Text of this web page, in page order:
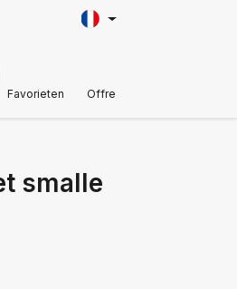
Favorieten Offre
smalle